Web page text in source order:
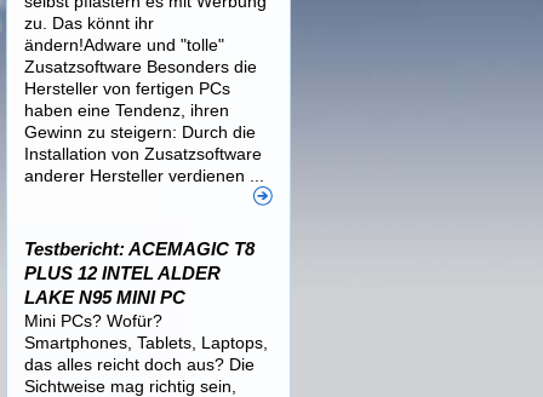
zu. Das könnt ihr
ändern!Adware und "tolle"
Zusatzsoftware Besonders die
Hersteller von fertigen PCs
haben eine Tendenz, ihren
Gewinn zu steigern: Durch die
Installation von Zusatzsoftware
anderer Hersteller verdienen ...
Testbericht: ACEMAGIC T8
PLUS 12 INTEL ALDER
LAKE N95 MINI PC
Mini PCs? Wofür?
Smartphones, Tablets, Laptops,
das alles reicht doch aus? Die
Sichtweise mag richtig sein,